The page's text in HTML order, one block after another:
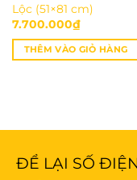
Lộc (51×81 cm)
7.700.000₫
THÊM VÀO GIỎ HÀNG
ĐỂ LẠI SỐ